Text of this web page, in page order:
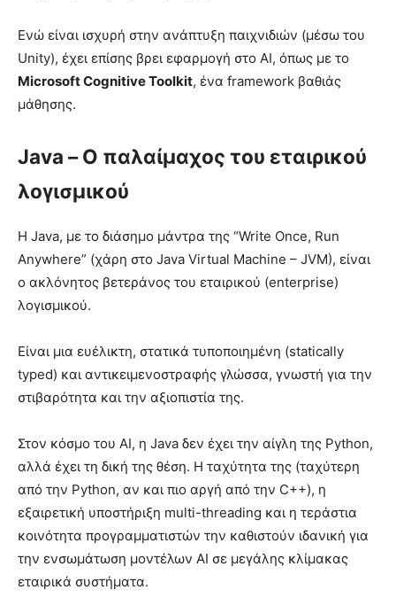
Ενώ είναι ισχυρή στην ανάπτυξη παιχνιδιών (μέσω του
Unity), έχει επίσης βρει εφαρμογή στο AI, όπως με το
Microsoft Cognitive Toolkit, ένα framework βαθιάς
μάθησης.
Java – Ο παλαίμαχος του εταιρικού
λογισμικού
Η Java, με το διάσημο μάντρα της “Write Once, Run
Anywhere” (χάρη στο Java Virtual Machine – JVM), είναι
ο ακλόνητος βετεράνος του εταιρικού (enterprise)
λογισμικού.
Είναι μια ευέλικτη, στατικά τυποποιημένη (statically
typed) και αντικειμενοστραφής γλώσσα, γνωστή για την
στιβαρότητα και την αξιοπιστία της.
Στον κόσμο του AI, η Java δεν έχει την αίγλη της Python,
αλλά έχει τη δική της θέση. Η ταχύτητα της (ταχύτερη
από την Python, αν και πιο αργή από την C++), η
εξαιρετική υποστήριξη multi-threading και η τεράστια
κοινότητα προγραμματιστών την καθιστούν ιδανική για
την ενσωμάτωση μοντέλων AI σε μεγάλης κλίμακας
εταιρικά συστήματα.